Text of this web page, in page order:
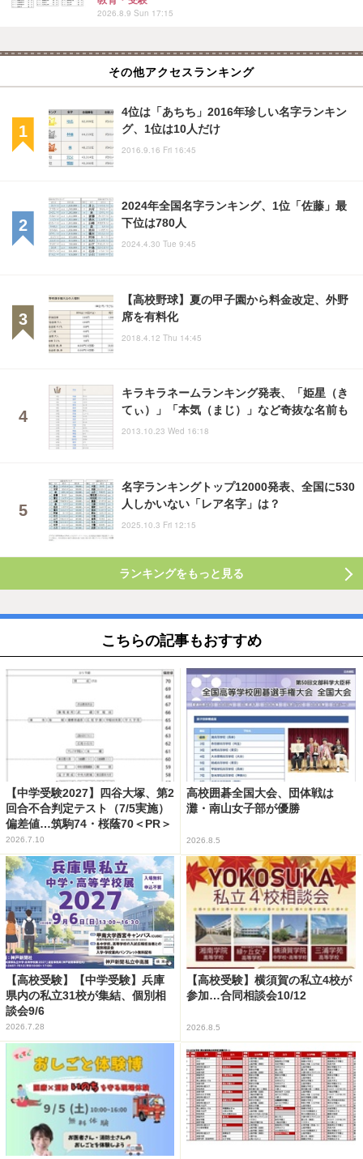
2026.8.9 Sun 17:15
その他アクセスランキング
4位は「あちち」2016年珍しい名字ランキン
グ、1位は10人だけ
2016.9.16 Fri 16:45
2024年全国名字ランキング、1位「佐藤」最
下位は780人
2024.4.30 Tue 9:45
【高校野球】夏の甲子園から料金改定、外野
席を有料化
2018.4.12 Thu 14:45
キラキラネームランキング発表、「姫星（き
てぃ）」「本気（まじ）」など奇抜な名前も
2013.10.23 Wed 16:18
名字ランキングトップ12000発表、全国に530
人しかいない「レア名字」は？
2025.10.3 Fri 12:15
ランキングをもっと見る
こちらの記事もおすすめ
【中学受験2027】四谷大塚、第2
回合不合判定テスト（7/5実施）
偏差値…筑駒74・桜蔭70＜PR＞
2026.7.10
高校囲碁全国大会、団体戦は
灘・南山女子部が優勝
2026.8.5
【高校受験】【中学受験】兵庫
県内の私立31校が集結、個別相
談会9/6
2026.7.28
【高校受験】横須賀の私立4校が
参加…合同相談会10/12
2026.8.5